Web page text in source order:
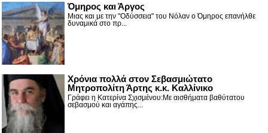
Όμηρος και Άργος
Μιας και με την "Οδύσσεια" του Νόλαν ο Όμηρος επανήλθε
δυναμικά στο πρ...
Χρόνια πολλά στον Σεβασμιώτατο
Μητροπολίτη Άρτης κ.κ. Καλλίνικο
Γράφει η Κατερίνα Σχισμένου:Με αισθήματα βαθύτατου
σεβασμού και αγάπης...